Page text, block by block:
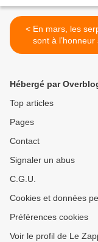
< En mars, les serpents
sont à l’honneur
National
Hébergé par
Top articles
Pages
Contact
Signaler un abus
C.G.U.
Cookies et données
Préférences cookies
Voir le profil de Le